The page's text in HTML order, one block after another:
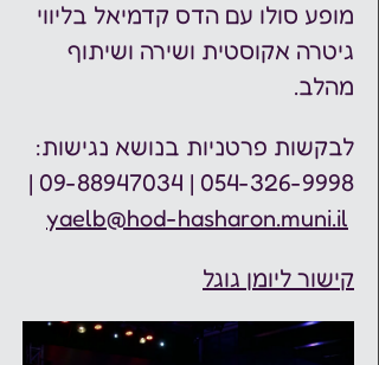
מופע סולו עם הדס קדמיאל בליווי
גיטרה אקוסטית ושירה ושיתוף
מהלב.
לבקשות פרטניות בנושא נגישות:
054-326-9998 | 09-88947034 |
yaelb@hod-hasharon.muni.il
קישור ליומן גוגל